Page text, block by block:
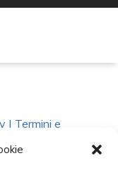
| Termini e